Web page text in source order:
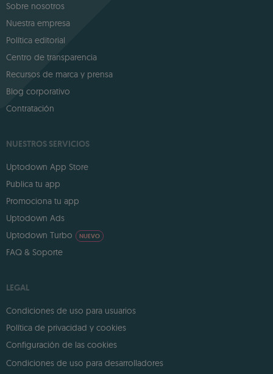
Sobre nosotros
Nuestra empresa
Política editorial
Centro de transparencia
Recursos de marca y prensa
Blog corporativo
Contratación
NUESTROS SERVICIOS
Uptodown App Store
Publica tu app
Promociona tu app
Uptodown Ads
Uptodown Turbo
NUEVO
FAQ & Soporte
LEGAL
Condiciones de uso para usuarios
Política de privacidad y cookies
Configuración de las cookies
Condiciones de uso para desarrolladores